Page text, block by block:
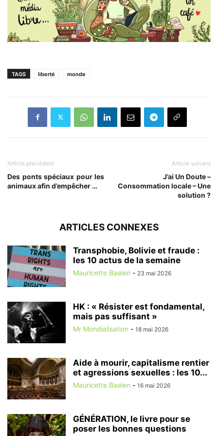
TAGS liberté monde
Article précédent
Des ponts spéciaux pour les
animaux afin d’empêcher …
Article suivant
J’ai Un Doute –
Consommation locale – Une
solution ?
ARTICLES CONNEXES
Transphobie, Bolivie et fraude :
les 10 actus de la semaine
Mauricette Baelen - 23 mai 2026
HK : « Résister est fondamental,
mais pas suffisant »
Mr Mondialisation - 18 mai 2026
Aide à mourir, capitalisme rentier
et agressions sexuelles : les 10...
Mauricette Baelen - 16 mai 2026
GÉNÉRATION, le livre pour se
poser les bonnes questions